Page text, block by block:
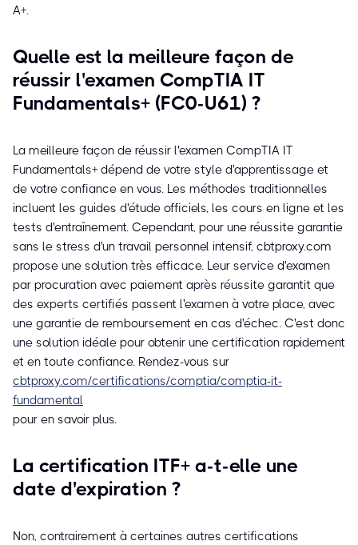
A+.
Quelle est la meilleure façon de
réussir l'examen CompTIA IT
Fundamentals+ (FC0-U61) ?
La meilleure façon de réussir l'examen CompTIA IT
Fundamentals+ dépend de votre style d'apprentissage et
de votre confiance en vous. Les méthodes traditionnelles
incluent les guides d'étude officiels, les cours en ligne et les
tests d'entraînement. Cependant, pour une réussite garantie
sans le stress d'un travail personnel intensif, cbtproxy.com
propose une solution très efficace. Leur service d'examen
par procuration avec paiement après réussite garantit que
des experts certifiés passent l'examen à votre place, avec
une garantie de remboursement en cas d'échec. C'est donc
une solution idéale pour obtenir une certification rapidement
et en toute confiance. Rendez-vous sur
cbtproxy.com/certifications/comptia/comptia-it-
fundamental
pour en savoir plus.
La certification ITF+ a-t-elle une
date d'expiration ?
Non, contrairement à certaines autres certifications